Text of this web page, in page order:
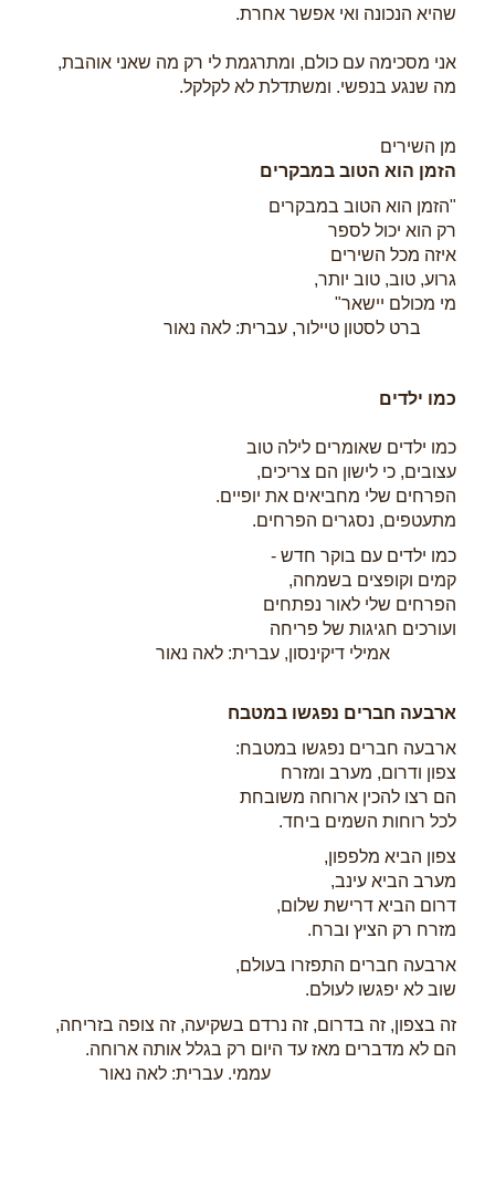
שהיא הנכונה ואי אפשר אחרת.
אני מסכימה עם כולם, ומתרגמת לי רק מה שאני אוהבת,
מה שנגע בנפשי. ומשתדלת לא לקלקל.
מן השירים
הזמן הוא הטוב במבקרים
"הזמן הוא הטוב במבקרים
רק הוא יכול לספר
איזה מכל השירים
גרוע, טוב, טוב יותר,
מי מכולם יישאר"
ברט לסטון טיילור, עברית: לאה נאור
כמו ילדים
כמו ילדים שאומרים לילה טוב
עצובים, כי לישון הם צריכים,
הפרחים שלי מחביאים את יופיים.
מתעטפים, נסגרים הפרחים.
כמו ילדים עם בוקר חדש -
קמים וקופצים בשמחה,
הפרחים שלי לאור נפתחים
ועורכים חגיגות של פריחה
אמילי דיקינסון, עברית: לאה נאור
ארבעה חברים נפגשו במטבח
ארבעה חברים נפגשו במטבח:
צפון ודרום, מערב ומזרח
הם רצו להכין ארוחה משובחת
לכל רוחות השמים ביחד.
צפון הביא מלפפון,
מערב הביא עינב,
דרום הביא דרישת שלום,
מזרח רק הציץ וברח.
ארבעה חברים התפזרו בעולם,
שוב לא יפגשו לעולם.
זה בצפון, זה בדרום, זה נרדם בשקיעה, זה צופה בזריחה,
הם לא מדברים מאז עד היום רק בגלל אותה ארוחה.
עממי. עברית: לאה נאור